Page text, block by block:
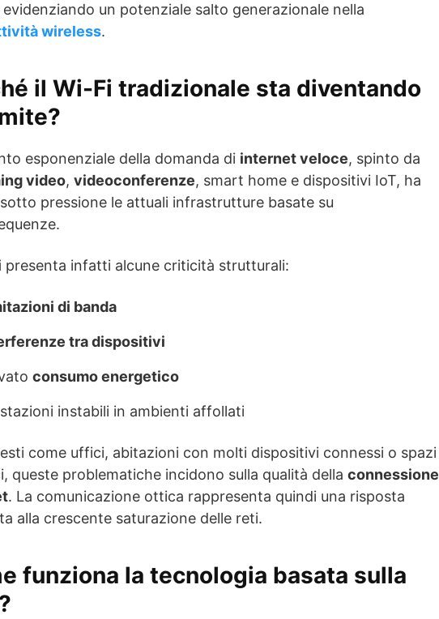
evidenziando un potenziale salto generazionale nella
wireless.
il Wi-Fi tradizionale sta diventando
esponenziale della domanda di internet veloce, spinto da
video, videoconferenze, smart home e dispositivi IoT, ha
pressione le attuali infrastrutture basate su
presenta infatti alcune criticità strutturali:
di banda
tra dispositivi
consumo energetico
instabili in ambienti affollati
come uffici, abitazioni con molti dispositivi connessi o spazi
queste problematiche incidono sulla qualità della connessione
. La comunicazione ottica rappresenta quindi una risposta
alla crescente saturazione delle reti.
funziona la tecnologia basata sulla